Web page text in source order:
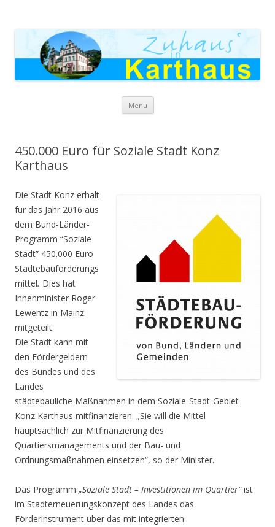
Menu Skip to content
450.000 Euro für Soziale Stadt Konz
Karthaus
Die Stadt Konz erhält
für das Jahr 2016 aus
dem Bund-Länder-
Programm “Soziale
Stadt” 450.000 Euro
Städtebauförderungs
mittel. Dies hat
Innenminister Roger
Lewentz in Mainz
mitgeteilt.
Die Stadt kann mit
den Fördergeldern
des Bundes und des
Landes
städtebauliche Maßnahmen in dem Soziale-Stadt-Gebiet
Konz Karthaus mitfinanzieren. „Sie will die Mittel
hauptsächlich zur Mitfinanzierung des
Quartiersmanagements und der Bau- und
Ordnungsmaßnahmen einsetzen“, so der Minister.
Das Programm „Soziale Stadt – Investitionen im Quartier“ist
im Stadterneuerungskonzept des Landes das
Förderinstrument über das mit integrierten